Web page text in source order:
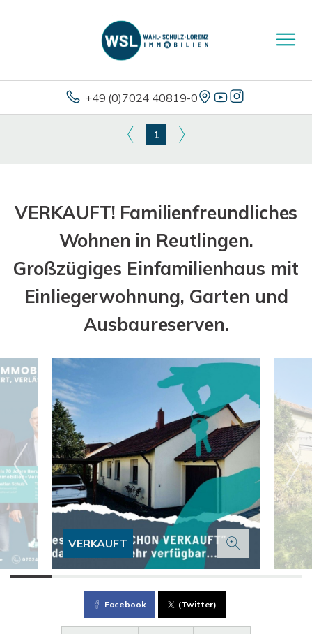
+49 (0)7024 40819-0
1
VERKAUFT! Familienfreundliches
Wohnen in Reutlingen.
Großzügiges Einfamilienhaus mit
Einliegerwohnung, Garten und
Ausbaureserven.
VERKAUFT
Facebook (Twitter)